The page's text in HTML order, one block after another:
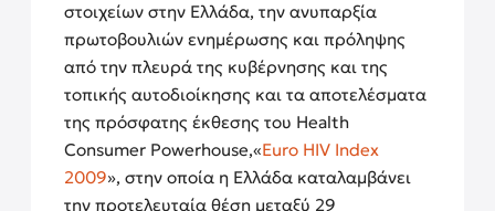
στοιχείων στην Ελλάδα, την ανυπαρξία
πρωτοβουλιών ενημέρωσης και πρόληψης
από την πλευρά της κυβέρνησης και της
τοπικής αυτοδιοίκησης και τα αποτελέσματα
της πρόσφατης έκθεσης του Health
Consumer Powerhouse,«Euro HIV Index
2009», στην οποία η Ελλάδα καταλαμβάνει
την προτελευταία θέση μεταξύ 29